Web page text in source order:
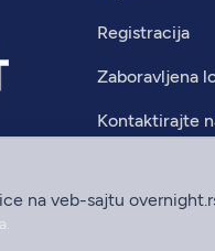
Registracija
Zaboravljena
Kontaktirajte
na veb-sajtu